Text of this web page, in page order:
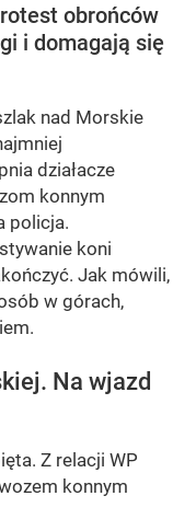
obrońców
i domagają się
nad Morskie
działacze
konnym
policja.
koni
Jak mówili,
w górach,
Na wjazd
Z relacji WP
konnym